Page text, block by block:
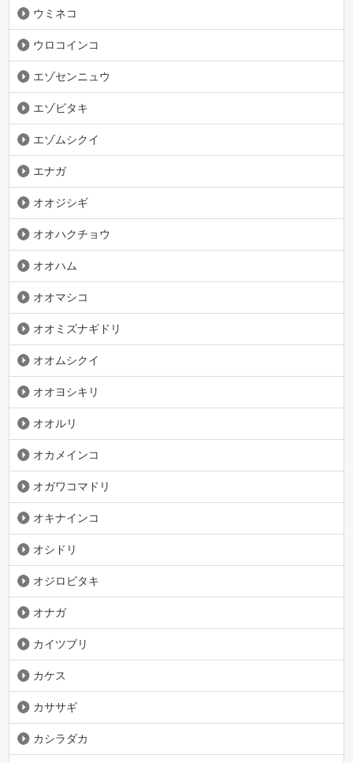
ウミネコ
ウロコインコ
エゾセンニュウ
エゾビタキ
エゾムシクイ
エナガ
オオジシギ
オオハクチョウ
オオハム
オオマシコ
オオミズナギドリ
オオムシクイ
オオヨシキリ
オオルリ
オカメインコ
オガワコマドリ
オキナインコ
オシドリ
オジロビタキ
オナガ
カイツブリ
カケス
カササギ
カシラダカ